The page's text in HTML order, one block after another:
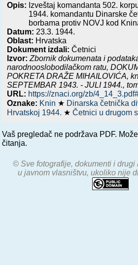
Opis: Izveštaj komandanta 502.
1944. komandantu Dinarske
borbama protiv NOVJ kod
Datum: 23.3. 1944.
Oblast: Hrvatska
Dokument izdali: Četnici
Izvor: Zbornik dokumenata i
narodnooslobodilačkom ratu,
POKRETA DRAŽE MIHAILOVIĆA,
SEPTEMBAR 1943. - JULI 1944.,
URL: https://znaci.org/zb/
Oznake: Knin ★ Dinarska četnička
Hrvatskoj 1944. ★Četnici u drugom
Vaš pregledač ne podržava PDF.
čitanja.
© Sve fotografije, dokumenti i drugi
u javnom vlasništvu, ukoliko nije